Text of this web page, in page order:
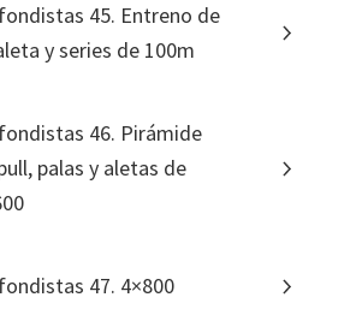
45. Entreno de
y series de 100m
46. Pirámide
palas y aletas de
47. 4×800